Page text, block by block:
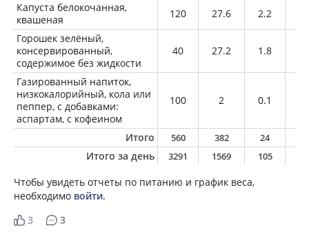
Капуста белокочанная,
квашеная
120 27.6 2.2
Горошек зелёный,
консервированный,
содержимое без жидкости
40 27.2 1.8
Газированный напиток,
низкокалорийный, кола или
пеппер, с добавками:
аспартам, с кофеином
100 2 0.1
Итого 560 382 24
Итого за день 3291 1569 105
Чтобы увидеть отчеты по питанию и график веса,
необходимо войти.
3
3